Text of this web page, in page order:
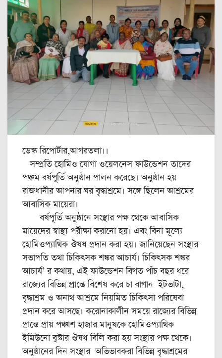
ডেস্ক রিপোর্টার,আগরতলা।।
সম্প্রতি হোমিও যোগা ওয়েলনেস ফাউন্ডেশন তাদের
পঞ্চম বর্ষপূর্তি অনুষ্ঠান পালন করেছে। অনুষ্ঠান হয়
রাজধানীর আপনার ঘর বৃদ্ধাশ্রমে। সঙ্গে ছিলেন আশ্রমের
আবাসিক মায়েরা।
বর্ষপূর্তি অনুষ্ঠানে সংস্থার পক্ষ থেকে আবাসিক
মায়েদের স্বাস্থ্য পরীক্ষা করানো হয়। এবং বিনা মূল্যে
হোমিওপ্যাথিক ঔষধ প্রদান করা হয়। জানিয়েছেন সংস্থার
সভাপতি তথা চিকিৎসক শঙ্কর আচার্য। চিকিৎসক শঙ্কর
আচার্য’ র কথায়, এই ফাউন্ডেশন বিগত পাঁচ বছর ধরে
রাজ্যের বিভিন্ন প্রান্তে বিশেষ করে চা বাগান ইটভাটা,
বৃদ্ধাশ্রম ও অনাথ আশ্রমে নিয়মিত চিকিৎসা পরিষেবা
প্রদান করে আসছে। করোনাকালীন সময়ে রাজ্যের বিভিন্ন
প্রান্তে প্রায় পঞ্চাশ হাজার মানুষকে হোমিওপ্যাথিক
ইমিউনো বুস্টার ঔষধ বিলি করা হয় সংস্থার পক্ষ থেকে।
অনুষ্ঠানের দিন সংস্থার অভিভাবকরা বিভিন্ন বৃদ্ধাশ্রমের